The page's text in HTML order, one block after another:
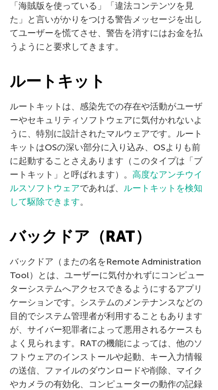
「海賊版を使っている」「違法コンテンツを見
た」と言いがかりをつける警告メッセージを出し
てユーザーを慌てさせ、警告を消すにはお金を払
うようにと要求してきます。
ルートキット
ルートキットは、感染先での存在や活動がユーザ
ーやセキュリティソフトウェアに気付かれないよ
うに、特別に設計されたマルウェアです。ルート
キットはOSの深い部分に入り込み、OSよりも前
に起動することさえあります（このタイプは「ブ
ートキット」と呼ばれます）。 高度なアンチウイ
ルスソフトウェアであれば、 ルートキットを検知
して駆除できます。
バックドア（RAT）
バックドア（またの名をRemote Administration
Tool）とは、ユーザーに気付かれずにコンピュー
ターシステムへアクセスできるようにするアプリ
ケーションです。システムのメンテナンスなどの
目的でシステム管理者が利用することもあります
が、サイバー犯罪者によって悪用されるケースも
よく見られます。RATの機能によっては、他のソ
フトウェアのインストールや起動、キー入力情報
の送信、ファイルのダウンロードや削除、マイク
やカメラの有効化、コンピューターの動作の記録